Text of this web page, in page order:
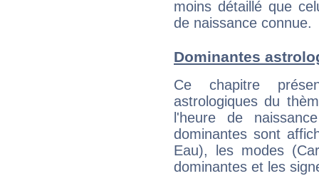
moins détaillé que
de naissance connue.
Dominantes
Ce chapitre
astrologiques du
l'heure de
dominantes sont
Eau), les modes
dominantes et les